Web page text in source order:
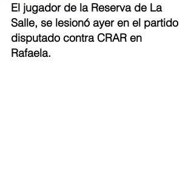
El jugador de la Reserva de La
Salle, se lesionó ayer en el partido
disputado contra CRAR en
Rafaela.